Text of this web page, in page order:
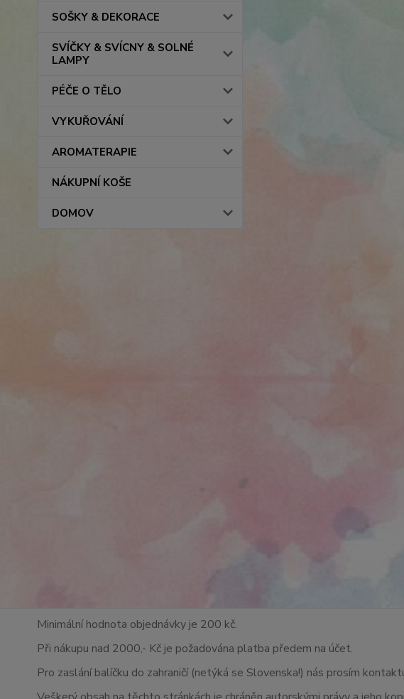
SOŠKY & DEKORACE
SVÍČKY & SVÍCNY & SOLNÉ
LAMPY
PÉČE O TĚLO
VYKUŘOVÁNÍ
AROMATERAPIE
NÁKUPNÍ KOŠE
DOMOV
Minimální hodnota objednávky je 200 kč.
Při nákupu nad 2000,- Kč je požadována platba předem na účet.
Pro zaslání balíčku do zahraničí (netýká se Slovenska!) nás prosím